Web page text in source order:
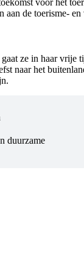
voor het
aan de toerisme-
ze in haar
naar het
duurzame